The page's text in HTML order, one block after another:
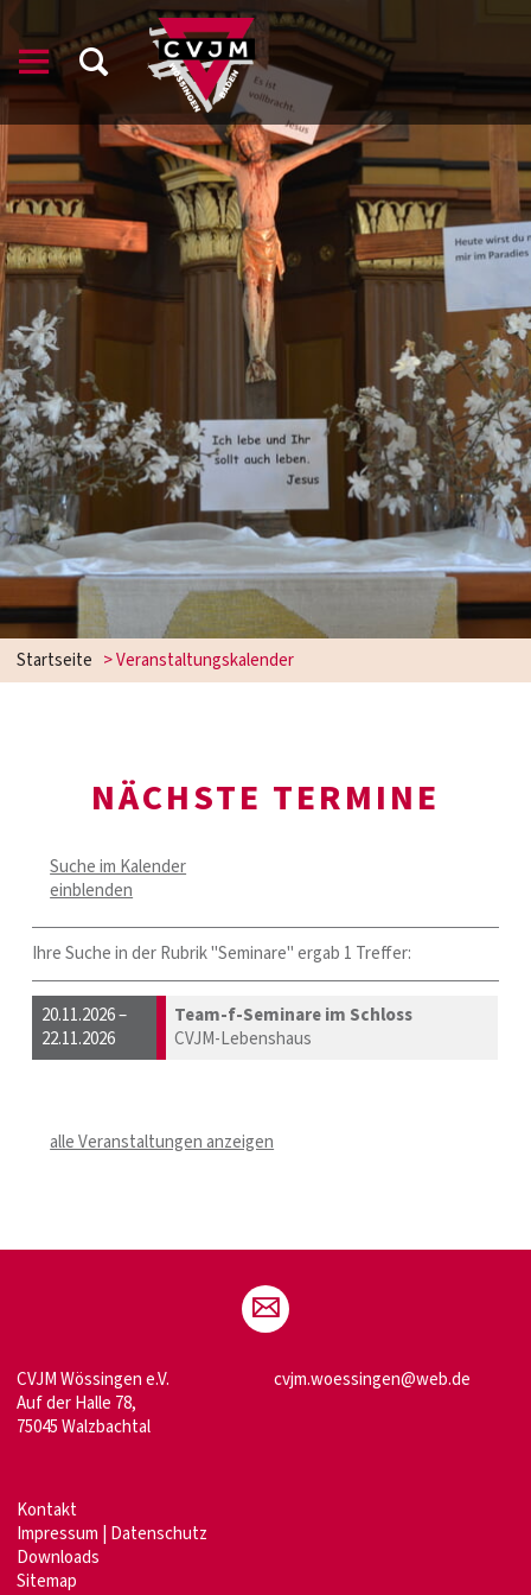
Startseite > Veranstaltungskalender
NÄCHSTE TERMINE
Suche im Kalender
einblenden
Ihre Suche in der Rubrik "Seminare" ergab 1 Treffer:
20.11.2026 –
22.11.2026
Team-f-Seminare im Schloss
CVJM-Lebenshaus
alle Veranstaltungen anzeigen
CVJM Wössingen e.V.
Auf der Halle 78,
75045 Walzbachtal
cvjm.woessingen@web.de
Kontakt
Impressum Datenschutz
Downloads
Sitemap